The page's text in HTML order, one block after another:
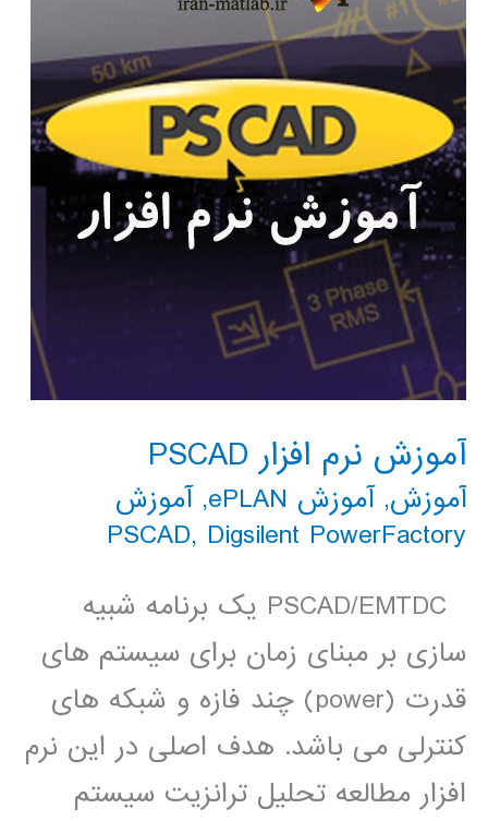
آموزش نرم افزار PSCAD
آموزش,آموزش ePLAN ,آموزش
PSCAD, Digsilent PowerFactory
PSCAD/EMTDC یک برنامه شبیه
سازی بر مبنای زمان برای سیستم های
قدرت (power) چند فازه و شبکه های
کنترلی می باشد. هدف اصلی در این نرم
افزار مطالعه تحلیل ترانزیت سیستم